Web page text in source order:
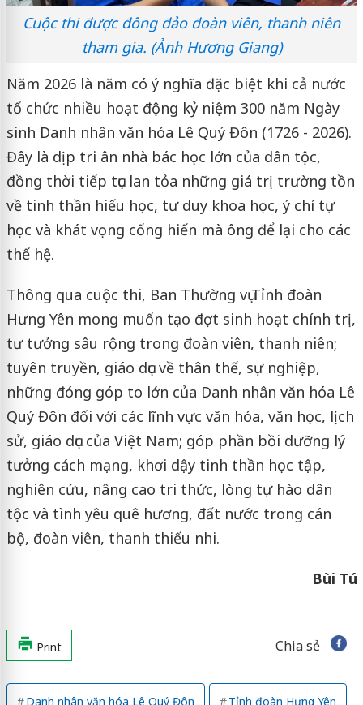
Cuộc thi được đông đảo đoàn viên, thanh niên
tham gia. (Ảnh Hương Giang)
Năm 2026 là năm có ý nghĩa đặc biệt khi cả nước
tổ chức nhiều hoạt động kỷ niệm 300 năm Ngày
sinh Danh nhân văn hóa Lê Quý Đôn (1726 - 2026).
Đây là dịp tri ân nhà bác học lớn của dân tộc,
đồng thời tiếp tục lan tỏa những giá trị trường tồn
về tinh thần hiếu học, tư duy khoa học, ý chí tự
học và khát vọng cống hiến mà ông để lại cho các
thế hệ.
Thông qua cuộc thi, Ban Thường vụ Tỉnh đoàn
Hưng Yên mong muốn tạo đợt sinh hoạt chính trị,
tư tưởng sâu rộng trong đoàn viên, thanh niên;
tuyên truyền, giáo dục về thân thế, sự nghiệp,
những đóng góp to lớn của Danh nhân văn hóa Lê
Quý Đôn đối với các lĩnh vực văn hóa, văn học, lịch
sử, giáo dục của Việt Nam; góp phần bồi dưỡng lý
tưởng cách mạng, khơi dậy tinh thần học tập,
nghiên cứu, nâng cao tri thức, lòng tự hào dân
tộc và tình yêu quê hương, đất nước trong cán
bộ, đoàn viên, thanh thiếu nhi.
Bùi Tú
Print Chia sẻ
Danh nhân văn hóa Lê Quý Đôn Tỉnh đoàn Hưng Yên